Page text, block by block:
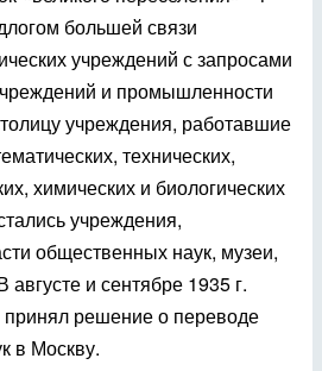
большей связи
учреждений с запросами
и промышленности
учреждения, работавшие
технических,
химических и биологических
учреждения,
общественных наук, музеи,
и сентябре 1935 г.
решение о переводе
в Москву.